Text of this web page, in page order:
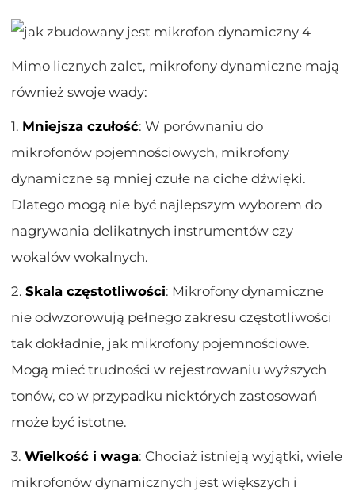
Mimo licznych zalet, mikrofony dynamiczne mają
również swoje wady:
1. Mniejsza czułość: W porównaniu do
mikrofonów pojemnościowych, mikrofony
dynamiczne są mniej czułe na ciche dźwięki.
Dlatego mogą nie być najlepszym wyborem do
nagrywania delikatnych instrumentów czy
wokalów wokalnych.
2.Skala częstotliwości: Mikrofony dynamiczne
nie odwzorowują pełnego zakresu częstotliwości
tak dokładnie, jak mikrofony pojemnościowe.
Mogą mieć trudności w rejestrowaniu wyższych
tonów, co w przypadku niektórych zastosowań
może być istotne.
3.Wielkość i waga: Chociaż istnieją wyjątki, wiele
mikrofonów dynamicznych jest większych i